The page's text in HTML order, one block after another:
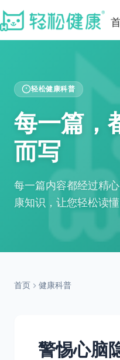
轻松健康科普
每一篇，
而写
每一篇内容都经过精
康知识，让您轻松读懂
首页 健康科普
警惕心脑